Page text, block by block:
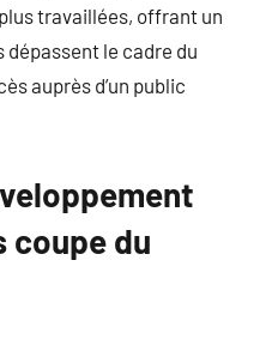
travaillées, offrant un
dépassent le cadre du
auprès d’un public
coupe du